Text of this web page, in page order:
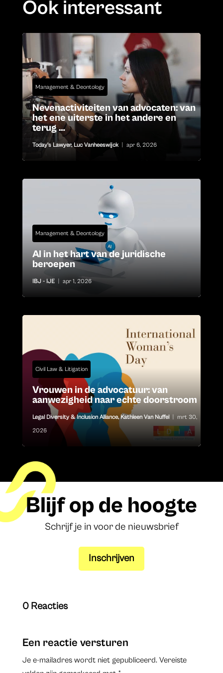
Ook interessant
Management & Deontology
Nevenactiviteiten van advocaten: van
het ene uiterste in het andere en
terug …
Today's Lawyer, Luc Vanheeswijck apr 6, 2026
Management & Deontology
AI in het hart van de juridische
beroepen
IBJ - IJE apr 1, 2026
Civil Law & Litigation
Vrouwen in de advocatuur: van
aanwezigheid naar echte doorstroom
Legal Diversity & Inclusion Alliance,Kathleen Van Nuffel mrt 30,
2026
Blijf op de hoogte
Schrijf je in voor de nieuwsbrief
Inschrijven
0 Reacties
Een reactie versturen
Je e-mailadres wordt niet gepubliceerd. Vereiste